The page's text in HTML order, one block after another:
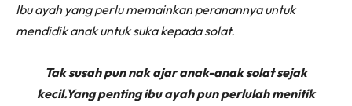
Ibu ayah yang perlu memainkan peranannya untuk
mendidik anak untuk suka kepada solat.
Tak susah pun nak ajar anak-anak solat sejak
kecil.Yang penting ibu ayah pun perlulah menitik